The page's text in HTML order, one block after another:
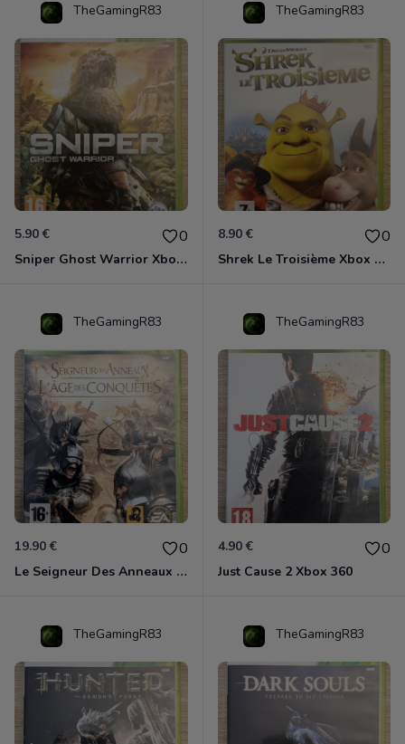
TheGamingR83
5.90 € 0
Sniper Ghost Warrior Xbox 360
TheGamingR83
8.90 € 0
Shrek Le Troisième Xbox 360
TheGamingR83
19.90 € 0
Le Seigneur Des Anneaux - L'âge Des Conquêtes Xbox 360
TheGamingR83
4.90 € 0
Just Cause 2 Xbox 360
TheGamingR83 TheGamingR83